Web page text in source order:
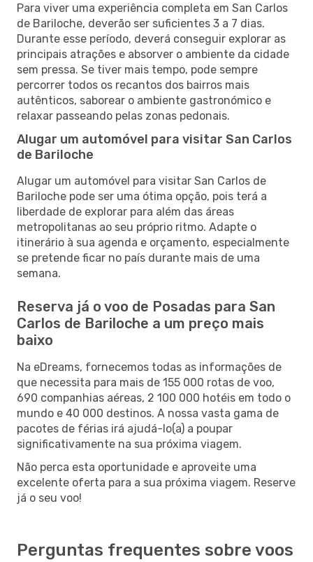
Para viver uma experiência completa em San Carlos
de Bariloche, deverão ser suficientes 3 a 7 dias.
Durante esse período, deverá conseguir explorar as
principais atrações e absorver o ambiente da cidade
sem pressa. Se tiver mais tempo, pode sempre
percorrer todos os recantos dos bairros mais
autênticos, saborear o ambiente gastronómico e
relaxar passeando pelas zonas pedonais.
Alugar um automóvel para visitar San Carlos
de Bariloche
Alugar um automóvel para visitar San Carlos de
Bariloche pode ser uma ótima opção, pois terá a
liberdade de explorar para além das áreas
metropolitanas ao seu próprio ritmo. Adapte o
itinerário à sua agenda e orçamento, especialmente
se pretende ficar no país durante mais de uma
semana.
Reserva já o voo de Posadas para San
Carlos de Bariloche a um preço mais
baixo
Na eDreams, fornecemos todas as informações de
que necessita para mais de 155 000 rotas de voo,
690 companhias aéreas, 2 100 000 hotéis em todo o
mundo e 40 000 destinos. A nossa vasta gama de
pacotes de férias irá ajudá-lo(a) a poupar
significativamente na sua próxima viagem.
Não perca esta oportunidade e aproveite uma
excelente oferta para a sua próxima viagem. Reserve
já o seu voo!
Perguntas frequentes sobre voos